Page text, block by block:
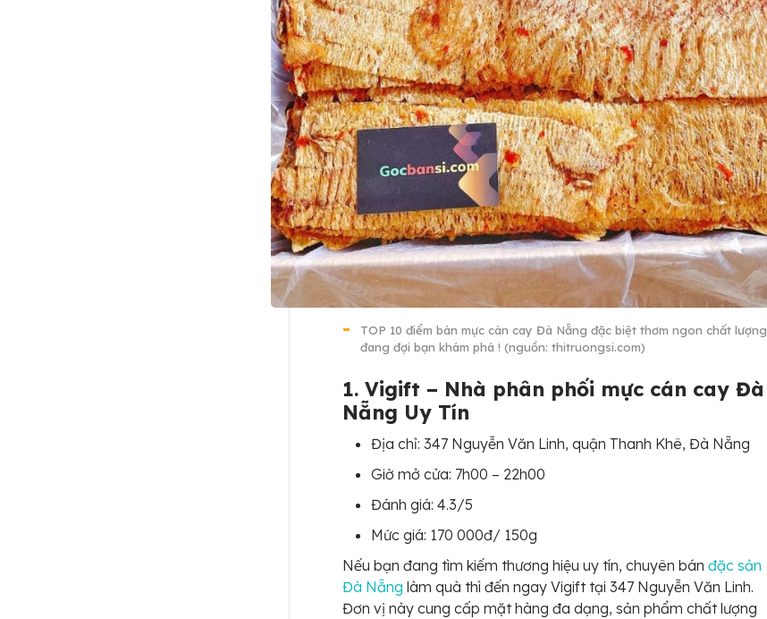
TOP 10 điểm bán mực cán cay Đà Nẵng đặc biệt thơm ngon chất lượng
đang đợi bạn khám phá ! (nguồn: thitruongsi.com)
1. Vigift – Nhà phân phối mực cán cay Đà
Nẵng Uy Tín
Địa chỉ: 347 Nguyễn Văn Linh, quận Thanh Khê, Đà Nẵng
Giờ mở cửa: 7h00 – 22h00
Đánh giá: 4.3/5
Mức giá: 170 000đ/ 150g
Nếu bạn đang tìm kiếm thương hiệu uy tín, chuyên bánđặc sản
Đà Nẵng làm quà thì đến ngay Vigift tại 347 Nguyễn Văn Linh.
Đơn vị này cung cấp mặt hàng đa dạng, sản phẩm chất lượng